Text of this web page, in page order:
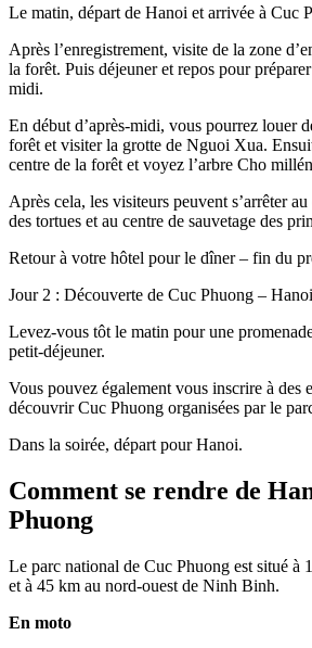
Le matin, départ de Hanoi et arrivée à Cuc
Après l’enregistrement, visite de la zone
la forêt. Puis déjeuner et repos pour
midi.
En début d’après-midi, vous pourrez louer
forêt et visiter la grotte de Nguoi Xua.
centre de la forêt et voyez l’arbre Cho
Après cela, les visiteurs peuvent s’arrêter
des tortues et au centre de sauvetage des
Retour à votre hôtel pour le dîner – fin du
Jour 2 : Découverte de Cuc Phuong – Hanoi
Levez-vous tôt le matin pour une
petit-déjeuner.
Vous pouvez également vous inscrire à des
découvrir Cuc Phuong organisées par le
Dans la soirée, départ pour Hanoi.
Comment se rendre de
Phuong
Le parc national de Cuc Phuong est situé à
et à 45 km au nord-ouest de Ninh Binh.
En moto